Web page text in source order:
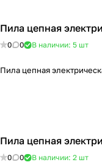
Пила цепная
0 0 В наличии: 5 шт
Пила цепная
Пила цепная
0 0 В наличии: 2 шт